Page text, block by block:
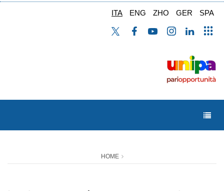
ITA ENG ZHO GER SPA
HOME